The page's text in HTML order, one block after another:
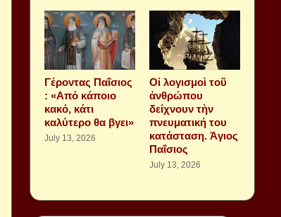
Γέροντας Παΐσιος
: «Από κάποιο
κακό, κάτι
καλύτερο θα βγει»
July 13, 2026
Οἱ λογισμοὶ τοῦ
ἀνθρώπου
δείχνουν τὴν
πνευματική του
κατάσταση. Ἁγιος
Παΐσιος
July 13, 2026